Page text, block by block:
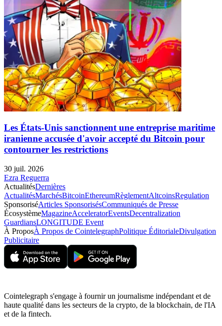
Les États-Unis sanctionnent une entreprise maritime
iranienne accusée d'avoir accepté du Bitcoin pour
contourner les restrictions
30 juil. 2026
Ezra Reguerra
ActualitésDernières
ActualitésMarchésBitcoinEthereumRèglementAltcoinsRegulation
SponsoriséArticles SponsorisésCommuniqués de Presse
ÉcosystèmeMagazineAcceleratorEventsDecentralization
GuardiansLONGITUDE Event
À ProposÀ Propos de CointelegraphPolitique ÉditorialeDivulgation
Publicitaire
Cointelegraph s'engage à fournir un journalisme indépendant et de
haute qualité dans les secteurs de la crypto, de la blockchain, de l'IA
et de la fintech.